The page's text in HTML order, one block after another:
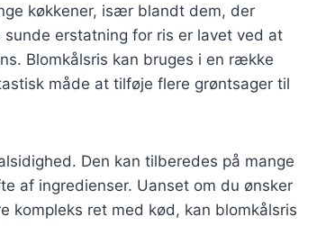
køkkener, især blandt dem, der
erstatning for ris er lavet ved at
Blomkålsris kan bruges i en række
måde at tilføje flere grøntsager til
Den kan tilberedes på mange
af ingredienser. Uanset om du ønsker
kompleks ret med kød, kan blomkålsris